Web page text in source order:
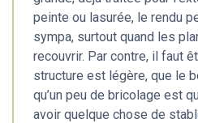
peinte ou lasurée, le rendu
sympa, surtout quand les
recouvrir. Par contre, il faut
structure est légère, que le
qu’un peu de bricolage est
avoir quelque chose de